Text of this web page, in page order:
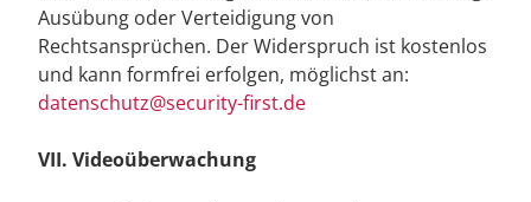
Ausübung oder Verteidigung von
Rechtsansprüchen. Der Widerspruch ist kostenlos
und kann formfrei erfolgen, möglichst an:
datenschutz@security-first.de
VII. Videoüberwachung